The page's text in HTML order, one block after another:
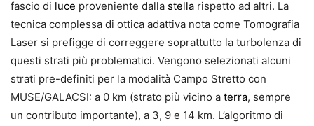
fascio di luce proveniente dalla stella rispetto ad altri. La
tecnica complessa di ottica adattiva nota come Tomografia
Laser si prefigge di correggere soprattutto la turbolenza di
questi strati più problematici. Vengono selezionati alcuni
strati pre-definiti per la modalità Campo Stretto con
MUSE/GALACSI: a 0 km (strato più vicino a terra, sempre
un contributo importante), a 3, 9 e 14 km. L’algoritmo di